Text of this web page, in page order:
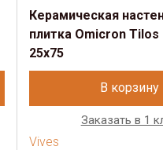
Керамическая
плитка Omicron Tilos
25x75
В корзину
Заказать в 1
Vives